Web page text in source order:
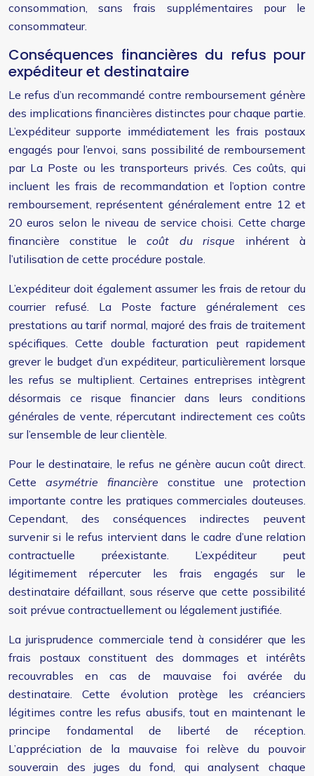
consommation, sans frais supplémentaires pour le
consommateur.
Conséquences financières du refus pour
expéditeur et destinataire
Le refus d’un recommandé contre remboursement génère
des implications financières distinctes pour chaque partie.
L’expéditeur supporte immédiatement les frais postaux
engagés pour l’envoi, sans possibilité de remboursement
par La Poste ou les transporteurs privés. Ces coûts, qui
incluent les frais de recommandation et l’option contre
remboursement, représentent généralement entre 12 et
20 euros selon le niveau de service choisi. Cette charge
financière constitue lecoût du risque inhérent à
l’utilisation de cette procédure postale.
L’expéditeur doit également assumer les frais de retour du
courrier refusé. La Poste facture généralement ces
prestations au tarif normal, majoré des frais de traitement
spécifiques. Cette double facturation peut rapidement
grever le budget d’un expéditeur, particulièrement lorsque
les refus se multiplient. Certaines entreprises intègrent
désormais ce risque financier dans leurs conditions
générales de vente, répercutant indirectement ces coûts
sur l’ensemble de leur clientèle.
Pour le destinataire, le refus ne génère aucun coût direct.
Cette asymétrie financière constitue une protection
importante contre les pratiques commerciales douteuses.
Cependant, des conséquences indirectes peuvent
survenir si le refus intervient dans le cadre d’une relation
contractuelle préexistante. L’expéditeur peut
légitimement répercuter les frais engagés sur le
destinataire défaillant, sous réserve que cette possibilité
soit prévue contractuellement ou légalement justifiée.
La jurisprudence commerciale tend à considérer que les
frais postaux constituent des dommages et intérêts
recouvrables en cas de mauvaise foi avérée du
destinataire. Cette évolution protège les créanciers
légitimes contre les refus abusifs, tout en maintenant le
principe fondamental de liberté de réception.
L’appréciation de la mauvaise foi relève du pouvoir
souverain des juges du fond, qui analysent chaque